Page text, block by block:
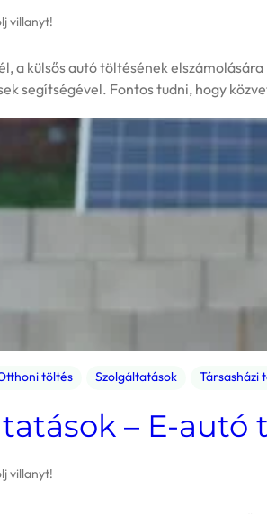
villanyt!
a külsős autó töltésének
segítségével. Fontos tudni, hogy
töltés Szolgáltatások Társasházi
– E-
villanyt!